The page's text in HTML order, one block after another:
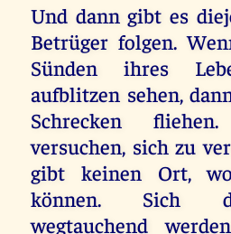
Und dann gibt es
Betrüger folgen.
Sünden ihres
aufblitzen sehen,
Schrecken
versuchen, sich zu
gibt keinen Ort,
können. Sich
wegtauchend